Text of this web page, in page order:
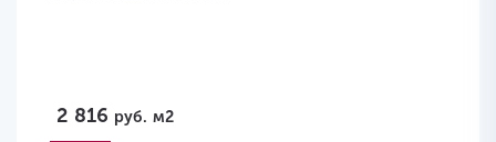
2 816 руб. м2